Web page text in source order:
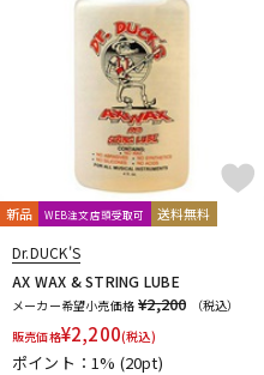
ドラム
キーボード
管楽器
アンプ
DJ機器
新品 WEB注文店頭受取可 送料無料
Dr.DUCK'S
AX WAX & STRING LUBE
メーカー希望小売価格 ¥2,200
（税込）
販売価格¥2,200(税込)
ポイント：1% (20pt)